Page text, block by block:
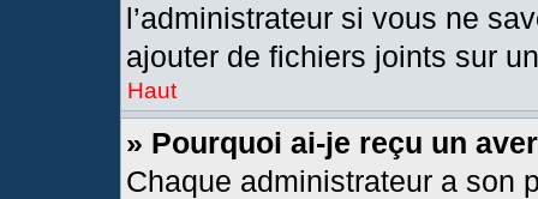
l’administrateur si vous ne
ajouter de fichiers joints sur
Haut
» Pourquoi ai-je reçu un
Chaque administrateur a son